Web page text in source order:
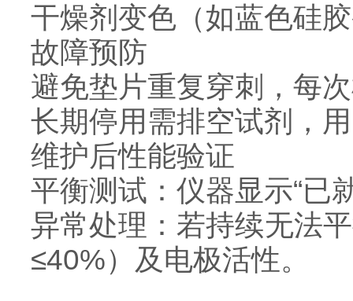
干燥剂变色（如蓝色硅
故障预防
避免垫片重复穿刺，每
长期停用需排空试剂，
维护后性能验证
平衡测试：仪器显示“已
异常处理：若持续无法
≤40%）及电极活性。